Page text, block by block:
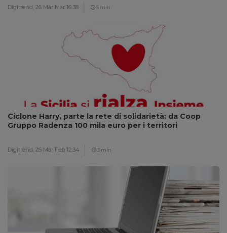
Digitrend, 26 Mar Mar 16:38 5 min
Ciclone Harry, parte la rete di solidarietà: da Coop
Gruppo Radenza 100 mila euro per i territori
Digitrend, 26 Mar Feb 12:34 3 min